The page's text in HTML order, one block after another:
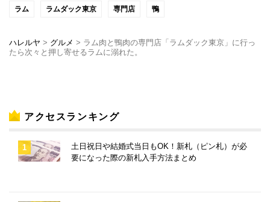
ラム ラムダック東京 専門店 鴨
ハレルヤ > グルメ > ラム肉と鴨肉の専門店「ラムダック東京」に行っ
たら次々と押し寄せるラムに溺れた。
アクセスランキング
土日祝日や結婚式当日もOK！新札（ピン札）が必
要になった際の新札入手方法まとめ